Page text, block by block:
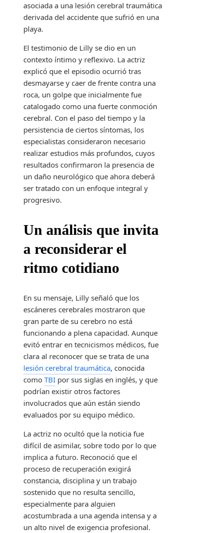
asociada a una lesión cerebral traumática
derivada del accidente que sufrió en una
playa.
El testimonio de Lilly se dio en un
contexto íntimo y reflexivo. La actriz
explicó que el episodio ocurrió tras
desmayarse y caer de frente contra una
roca, un golpe que inicialmente fue
catalogado como una fuerte conmoción
cerebral. Con el paso del tiempo y la
persistencia de ciertos síntomas, los
especialistas consideraron necesario
realizar estudios más profundos, cuyos
resultados confirmaron la presencia de
un daño neurológico que ahora deberá
ser tratado con un enfoque integral y
progresivo.
Un análisis que invita
a reconsiderar el
ritmo cotidiano
En su mensaje, Lilly señaló que los
escáneres cerebrales mostraron que
gran parte de su cerebro no está
funcionando a plena capacidad. Aunque
evitó entrar en tecnicismos médicos, fue
clara al reconocer que se trata de una
lesión cerebral traumática, conocida
como TBI por sus siglas en inglés, y que
podrían existir otros factores
involucrados que aún están siendo
evaluados por su equipo médico.
La actriz no ocultó que la noticia fue
difícil de asimilar, sobre todo por lo que
implica a futuro. Reconoció que el
proceso de recuperación exigirá
constancia, disciplina y un trabajo
sostenido que no resulta sencillo,
especialmente para alguien
acostumbrada a una agenda intensa y a
un alto nivel de exigencia profesional.